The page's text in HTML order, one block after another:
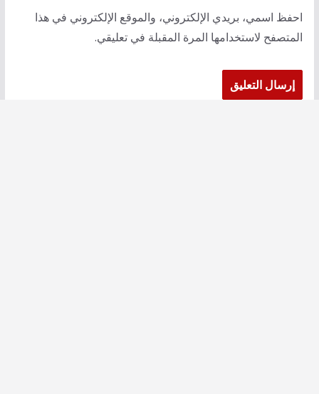
احفظ اسمي، بريدي الإلكتروني، والموقع الإلكتروني في هذا
المتصفح لاستخدامها المرة المقبلة في تعليقي.